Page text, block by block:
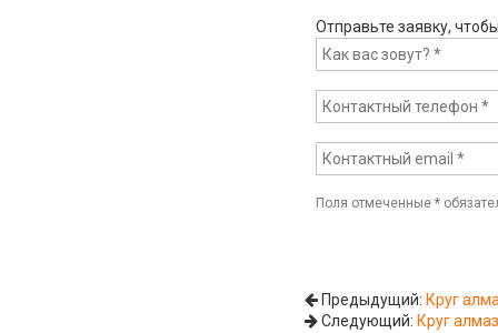
Отправьте заявку,
Поля отмеченные*
Предыдущий: Круг
Следующий: Круг